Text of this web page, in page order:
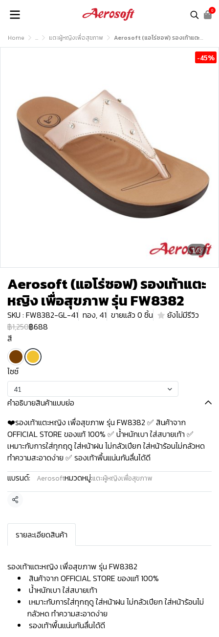
0
Home ... แตะผู้หญิงเพื่อสุขภาพ Aerosoft (แอโร่ซอฟ) รองเท้าแตะหญิง เพื่อสุขภาพ รุ่น FW8382
1/3
-45%
Aerosoft (แอโร่ซอฟ) รองเท้าแตะ
หญิง เพื่อสุขภาพ รุ่น FW8382
SKU : FW8382-GL-41 ทอง, 41 ขายแล้ว 0 ชิ้น
ยังไม่มีรีวิว
฿1,250฿688
สี
ไซซ์
41
คำอธิบายสินค้าแบบย่อ
❤️รองเท้าแตะหญิง เพื่อสุขภาพ รุ่น FW8382 ✅ สินค้าจาก
OFFICIAL STORE ของแท้ 100% ✅ น้ำหนักเบา ใส่สบายเท้า ✅
เหมาะกับการใส่ทุกฤดู ใส่หน้าฝน ไม่กลัวเปียก ใส่หน้าร้อนไม่กลัวหด
ทำความสะอาดง่าย ✅ รองเท้าพื้นแน่นกันลื่นได้ดี
แบรนด์:
Aerosoftหมวดหมู่:แตะผู้หญิงเพื่อสุขภาพ
แชร์
รายละเอียดสินค้า
รองเท้าแตะหญิง เพื่อสุขภาพ รุ่น FW8382
สินค้าจาก OFFICIAL STORE ของแท้ 100%
น้ำหนักเบา ใส่สบายเท้า
เหมาะกับการใส่ทุกฤดู ใส่หน้าฝน ไม่กลัวเปียก ใส่หน้าร้อนไม่
กลัวหด ทำความสะอาดง่าย
รองเท้าพื้นแน่นกันลื่นได้ดี